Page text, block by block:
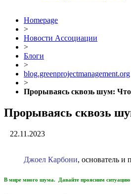
Homepage
>
Новости Ассоциации
>
Блоги
>
blog.greenprojectmanagement.org
>
Прорываясь сквозь шум: Что
Прорываясь сквозь
22.11.2023
Джоел Карбони, основатель и
В мире много шума. Давайте проясним ситуацию